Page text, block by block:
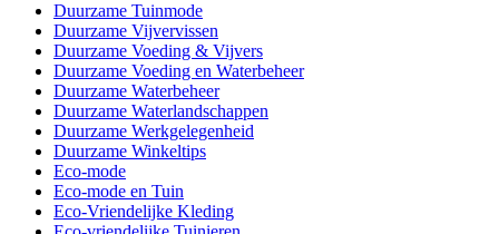
Duurzame Tuinmode
Duurzame Vijvervissen
Duurzame Voeding & Vijvers
Duurzame Voeding en Waterbeheer
Duurzame Waterbeheer
Duurzame Waterlandschappen
Duurzame Werkgelegenheid
Duurzame Winkeltips
Eco-mode
Eco-mode en Tuin
Eco-Vriendelijke Kleding